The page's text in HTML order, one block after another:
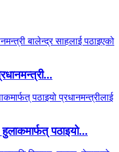
पठाइयो...